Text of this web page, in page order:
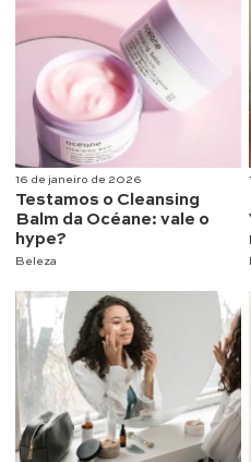
16 de janeiro de 2026
Testamos o Cleansing
Balm da Océane: vale o
hype?
Beleza